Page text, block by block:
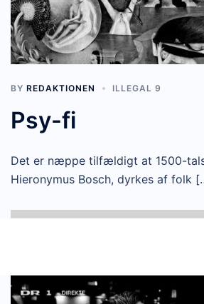
BY REDAKTIONEN ILLEGAL 9
Psy-fi
Det er næppe tilfældigt at 1500-
Hieronymus Bosch, dyrkes af folk